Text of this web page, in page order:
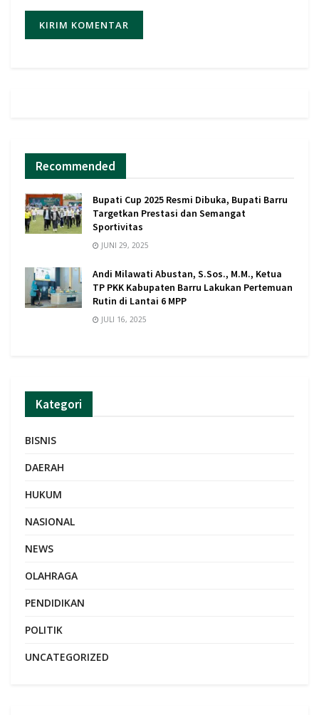
Recommended
Bupati Cup 2025 Resmi Dibuka, Bupati Barru
Targetkan Prestasi dan Semangat
Sportivitas
JUNI 29, 2025
Andi Milawati Abustan, S.Sos., M.M., Ketua
TP PKK Kabupaten Barru Lakukan Pertemuan
Rutin di Lantai 6 MPP
JULI 16, 2025
Kategori
BISNIS
DAERAH
HUKUM
NASIONAL
NEWS
OLAHRAGA
PENDIDIKAN
POLITIK
UNCATEGORIZED